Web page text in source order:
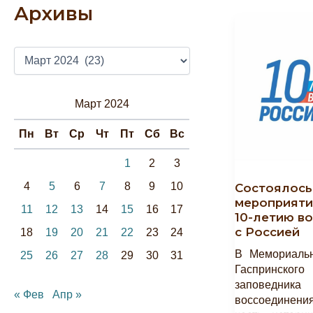
Архивы
Ы
Март 2024
Пн Вт Ср Чт Пт Сб Вс
1 2
3
4
5 6 7 8 9
10
11
12 13 14 15 16
17
18
19 20 21 22 23
24
25
26 27 28 29 30 31
« Фев Апр »
10-летию
с Россией
В